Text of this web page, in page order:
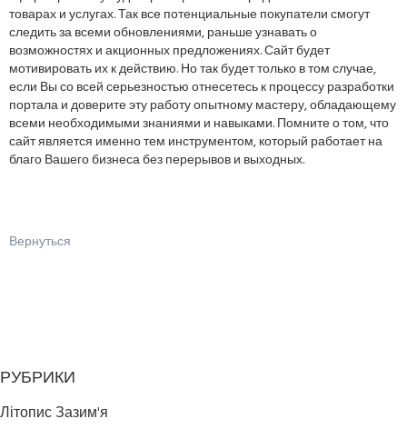
товарах и услугах. Так все потенциальные покупатели смогут
следить за всеми обновлениями, раньше узнавать о
возможностях и акционных предложениях. Сайт будет
мотивировать их к действию. Но так будет только в том случае,
если Вы со всей серьезностью отнесетесь к процессу разработки
портала и доверите эту работу опытному мастеру, обладающему
всеми необходимыми знаниями и навыками. Помните о том, что
сайт является именно тем инструментом, который работает на
благо Вашего бизнеса без перерывов и выходных.
Вернуться
РУБРИКИ
Літопис Зазим'я